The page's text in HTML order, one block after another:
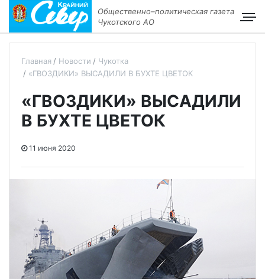
Общественно–политическая газета
Чукотского АО
Главная Новости
Чукотка
«ГВОЗДИКИ» ВЫСАДИЛИ В БУХТЕ ЦВЕТОК
«ГВОЗДИКИ» ВЫСАДИЛИ
В БУХТЕ ЦВЕТОК
11 июня 2020